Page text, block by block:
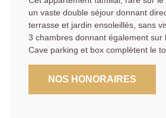
un vaste double séjour donnant
terrasse et jardin ensoleillés, sans
3 chambres donnant également sur
Cave parking et box complètent le
NOS HONORAIRES